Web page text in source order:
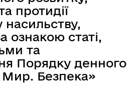
протидії
ознакою статі,
та
Порядку денного
Мир. Безпека»